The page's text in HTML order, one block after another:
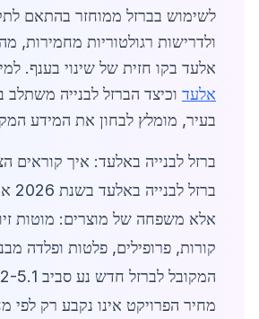
לשימוש בברזל ממוחזר בהתאם
ולדרישות רגולטוריות מחמירות,
אלעד בקו חזית של שינוי בענף.
אלעד וכיצד הברזל לבנייה משתלב
בעיר, מומלץ לבחון את המידע
ברזל לבנייה באלעד: איך קוראים
אלא משפחה של מוצרים: מוטות
קורות, פרופילים, פלטות ופלדה
מחיר הפרויקט אינו נקבע רק לפי